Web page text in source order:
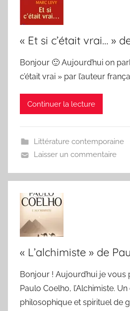
« Et si c’était vrai… »
Bonjour 🙂 Aujourd’hui on
c’était vrai » par l’auteur
Continuer la lecture
Littérature contemporaine
Laisser un commentaire
« L’alchimiste » de
Bonjour ! Aujourd’hui je vous
Paulo Coelho, l’Alchimiste.
philosophique et spirituel de